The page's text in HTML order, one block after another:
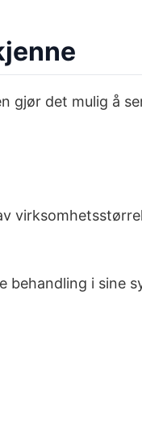
gjør det mulig å
i sine